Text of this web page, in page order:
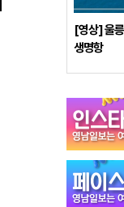
[영상] 울
생명항